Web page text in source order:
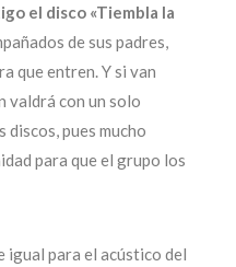
el disco «Tiembla la
de sus padres,
que entren. Y si van
valdrá con un solo
discos, pues mucho
para que el grupo los
igual para el acústico del